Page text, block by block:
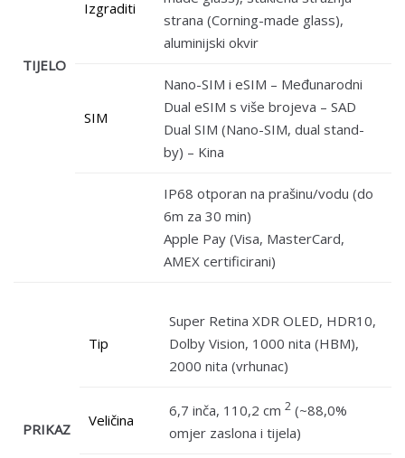
TIJELO
Izgraditi
strana (Corning-made glass),
aluminijski okvir
SIM
Nano-SIM i eSIM – Međunarodni
Dual eSIM s više brojeva – SAD
Dual SIM (Nano-SIM, dual stand-
by) – Kina
IP68 otporan na prašinu/vodu (do
6m za 30 min)
Apple Pay (Visa, MasterCard,
AMEX certificirani)
PRIKAZ
Tip
Super Retina XDR OLED, HDR10,
Dolby Vision, 1000 nita (HBM),
2000 nita (vrhunac)
Veličina
6,7 inča, 110,2 cm 2 (~88,0%
omjer zaslona i tijela)